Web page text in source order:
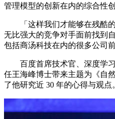
管理模型的创新在内的综合性创
「这样我们才能够在残酷的
无比强大的竞争对手面前找到
包括商汤科技在内的很多公司
百度首席技术官、深度学习
任王海峰博士带来主题为《自
了他研究近 30 年的心得与观点